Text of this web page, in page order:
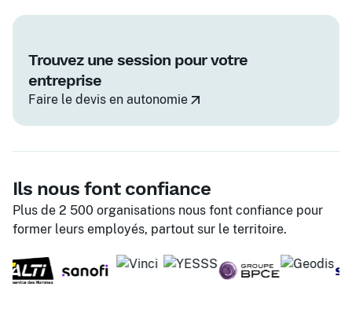
Trouvez une session pour votre
entreprise
Faire le devis en autonomie
Ils nous font confiance
Plus de 2 500 organisations nous font confiance pour
former leurs employés, partout sur le territoire.